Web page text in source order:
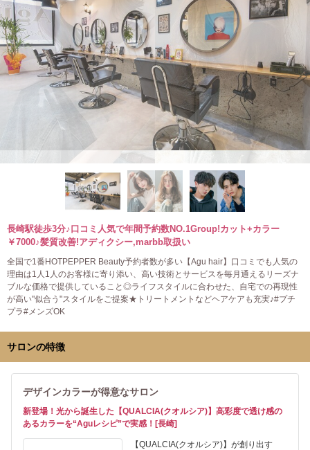
長崎駅徒歩3分♪口コミ人気で年間予約数NO.1Group!カット+カラー
￥7000♪髪質改善!アディクシー,marbb取扱い
全国で1番HOTPEPPER Beauty予約者数が多い【Agu hair】口コミでも人気の
理由は1人1人のお客様に寄り添い、高い技術とサービスを毎月通えるリーズナ
ブルな価格で提供していること◎ライフスタイルに合わせた、自宅での再現性
が高い"似合う"スタイルをご提案★トリートメントなどヘアケアも充実♪#プチ
プラ#メンズOK
サロンの特徴
デザインカラーが得意なサロン
新登場！光から誕生した【QUALCIA(クオルシア)】高彩度で透け感の
あるカラーを“Aguレシピ”で実感！[長崎]
【QUALCIA(クオルシア)】が創り出す